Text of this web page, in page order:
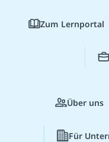
Zum Lernportal
Über uns
Für